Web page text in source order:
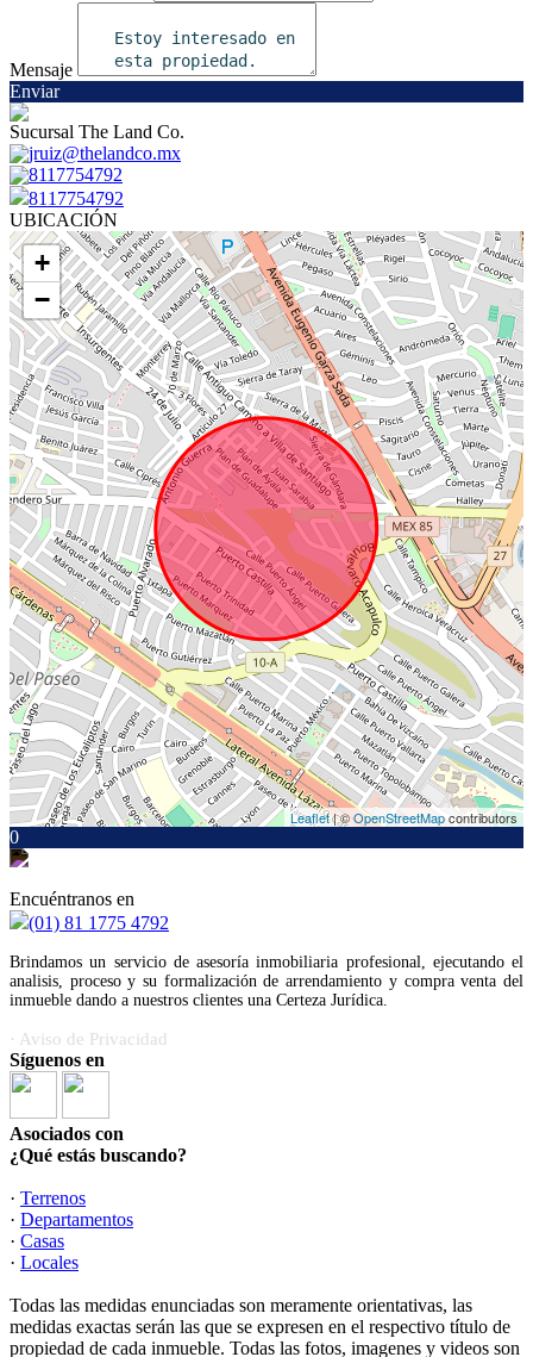
Mensaje
Enviar
Sucursal The Land Co.
jruiz@thelandco.mx
8117754792
8117754792
UBICACIÓN
+
−
Leaflet| ©OpenStreetMapcontributors
0
Encuéntranos en
(01) 81 1775 4792
Brindamos un servicio de asesoría inmobiliaria profesional, ejecutando el
analisis, proceso y su formalización de arrendamiento y compra venta del
inmueble dando a nuestros clientes una Certeza Jurídica.
· Aviso de Privacidad
Síguenos en
Asociados con
¿Qué estás buscando?
· Terrenos
· Departamentos
· Casas
· Locales
Todas las medidas enunciadas son meramente orientativas, las
medidas exactas serán las que se expresen en el respectivo título de
propiedad de cada inmueble. Todas las fotos, imagenes y videos son